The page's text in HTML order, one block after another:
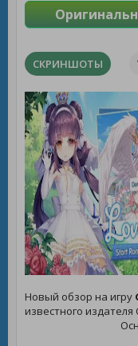
СКРИНШОТЫ
Новый обзор на игру
известного издателя